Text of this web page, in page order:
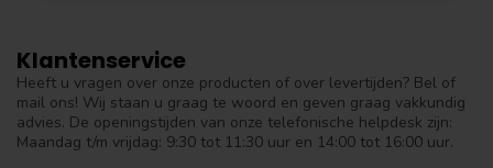
Klantenservice
Heeft u vragen over onze producten of over levertijden? Bel of
mail ons! Wij staan u graag te woord en geven graag vakkundig
advies. De openingstijden van onze telefonische helpdesk zijn:
Maandag t/m vrijdag: 9:30 tot 11:30 uur en 14:00 tot 16:00 uur.